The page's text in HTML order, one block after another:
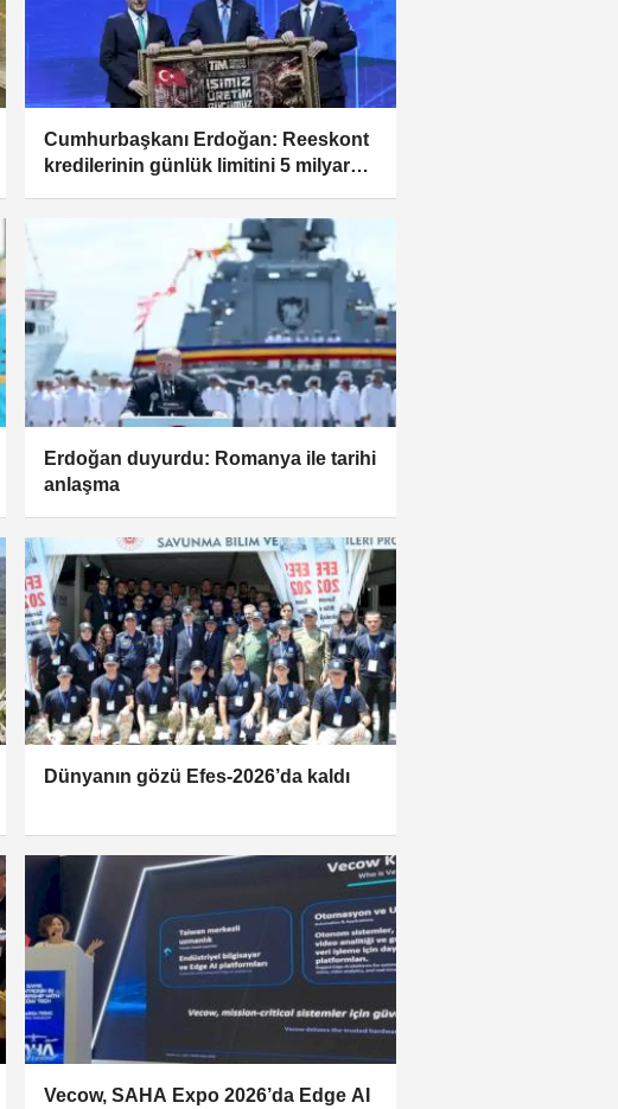
Cumhurbaşkanı Erdoğan: Reeskont
kredilerinin günlük limitini 5 milyar
Erdoğan duyurdu: Romanya ile tarihi
anlaşma
Dünyanın gözü Efes-2026’da kaldı
Vecow, SAHA Expo 2026’da Edge AI